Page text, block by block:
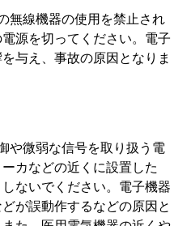
無線機器の使用を禁止され
源を切ってください。電子
与え、事故の原因となりま
や微弱な信号を取り扱う電
カなどの近くに設置した
ないでください。電子機器
が誤動作するなどの原因と